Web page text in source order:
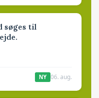
søges til
NY 06. aug.